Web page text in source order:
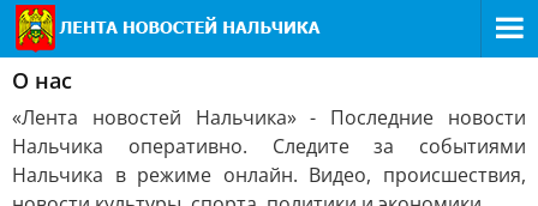
О нас
«Лента новостей Нальчика» - Последние новости
Нальчика оперативно. Следите за событиями
Нальчика в режиме онлайн. Видео, происшествия,